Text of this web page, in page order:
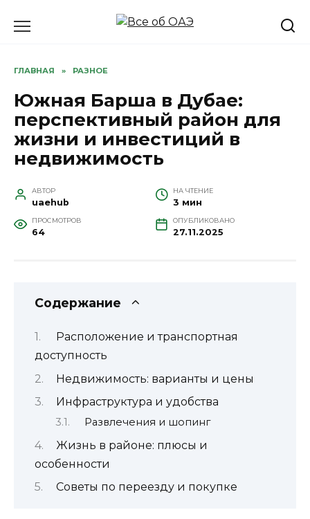
ГЛАВНАЯ » РАЗНОЕ
Южная Барша в Дубае:
перспективный район для
жизни и инвестиций в
недвижимость
АВТОР
uaehub
НА ЧТЕНИЕ
3 мин
ПРОСМОТРОВ
64
ОПУБЛИКОВАНО
27.11.2025
Содержание
Расположение и транспортная
доступность
Недвижимость: варианты и цены
Инфраструктура и удобства
Развлечения и шопинг
Жизнь в районе: плюсы и
особенности
Советы по переезду и покупке